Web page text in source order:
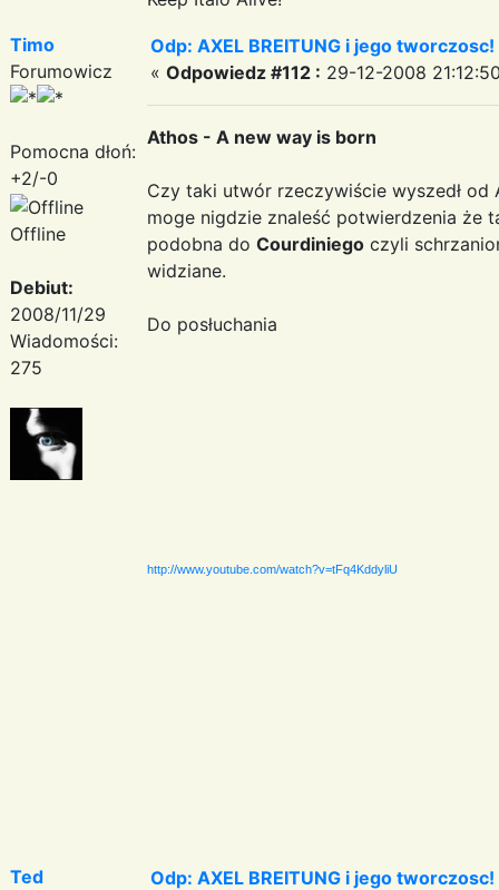
Timo
Forumowicz
Pomocna dłoń:
+2/-0
Offline
Debiut:
2008/11/29
Wiadomości:
275
Odp: AXEL BREITUNG i jego
« Odpowiedz #112 : 29-12-2008
Athos - A new way is born
Czy taki utwór rzeczywiście wyszedł
moge nigdzie znaleść potwierdzenia że
podobna do Courdiniego czyli
widziane.
Do posłuchania
http://www.youtube.com/watch?v=tFq4KddyliU
Ted
Odp: AXEL BREITUNG i jego